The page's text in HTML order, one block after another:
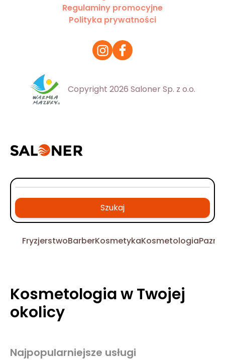
Regulaminy promocyjne
Polityka prywatności
Copyright 2026 Saloner Sp. z o.o.
Szukaj
FryzjerstwoBarberKosmetykaKosmetologia
Kosmetologia w Twojej
okolicy
Najpopularniejsze usługi